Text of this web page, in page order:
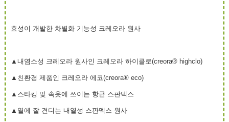
효성이 개발한 차별화 기능성 크레오라 원사
▲내염소성 크레오라 원사인 크레오라 하이클로(creora® highclo)
▲친환경 제품인 크레오라 에코(creora® eco)
▲스타킹 및 속옷에 쓰이는 항균 스판덱스
▲열에 잘 견디는 내열성 스판덱스 원사